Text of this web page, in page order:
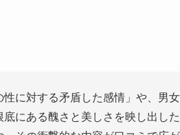
に対する矛盾した感情」や、男
にある醜さと美しさを映し出し